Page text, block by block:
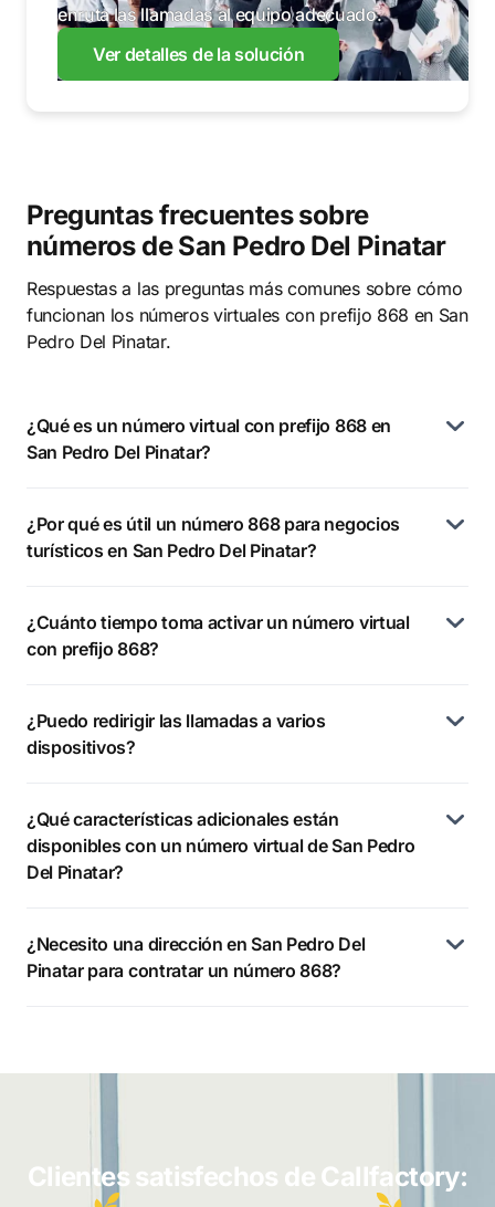
enruta las llamadas al equipo adecuado.
Ver detalles de la solución
Preguntas frecuentes sobre
números de San Pedro Del Pinatar
Respuestas a las preguntas más comunes sobre cómo
funcionan los números virtuales con prefijo 868 en San
Pedro Del Pinatar.
¿Qué es un número virtual con prefijo 868 en
San Pedro Del Pinatar?
¿Por qué es útil un número 868 para negocios
turísticos en San Pedro Del Pinatar?
¿Cuánto tiempo toma activar un número virtual
con prefijo 868?
¿Puedo redirigir las llamadas a varios
dispositivos?
¿Qué características adicionales están
disponibles con un número virtual de San Pedro
Del Pinatar?
¿Necesito una dirección en San Pedro Del
Pinatar para contratar un número 868?
Clientes satisfechos de Callfactory: